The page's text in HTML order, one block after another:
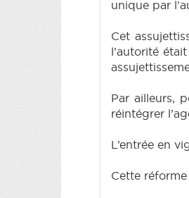
unique par
Cet
l’autorité
Par ailleurs,
réintégrer
L’entrée en
Cette